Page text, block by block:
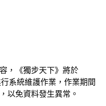
，《獨步天下》將於
行系統維護作業，作業期間
以免資料發生異常。